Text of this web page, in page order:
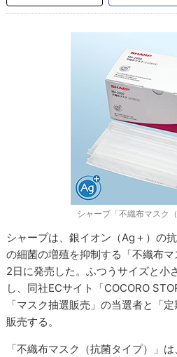
シャープ「不織布マスク
シャープは、銀イオン（Ag＋）の
の細菌の増殖を抑制する「不織布
2日に発売した。ふつうサイズと小
し、同社ECサイト「COCORO
「マスク抽選販売」の当選者と「
販売する。
「不織布マスク（抗菌タイプ）」